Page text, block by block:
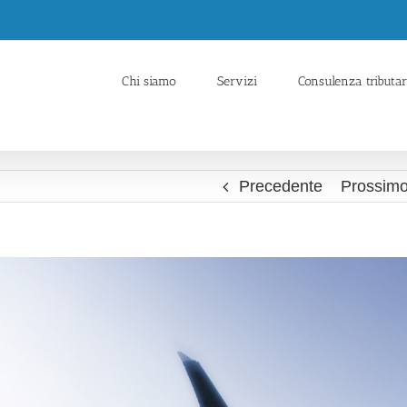
Chi siamo Servizi Consulenza
Precedente